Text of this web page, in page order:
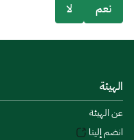
نعم
لا
الهيئة
عن الهيئة
انضم إلينا